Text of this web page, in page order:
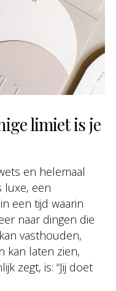
limiet is je
en helemaal
luxe, een
een tijd waarin
naar dingen die
vasthouden,
kan laten zien,
zegt, is: “Jij doet